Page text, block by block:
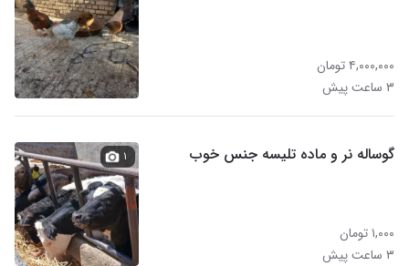
۴,۰۰۰,۰۰۰ تومان
۳ ساعت پیش
گوساله نر و ماده تلیسه جنس خوب
۱,۰۰۰ تومان
۳ ساعت پیش
۱